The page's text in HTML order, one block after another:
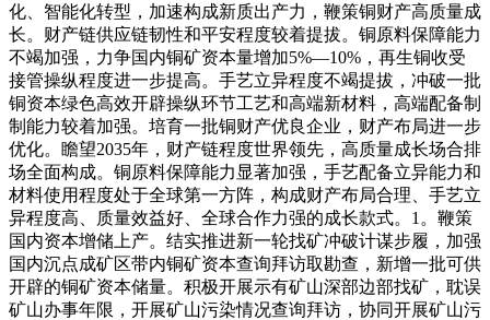
化、智能化转型，加速构成新质出产力，鞭策铜财产高质量成
长。财产链供应链韧性和平安程度较着提拔。铜原料保障能力
不竭加强，力争国内铜矿资本量增加5%—10%，再生铜收受
接管操纵程度进一步提高。手艺立异程度不竭提拔，冲破一批
铜资本绿色高效开辟操纵环节工艺和高端新材料，高端配备制
制能力较着加强。培育一批铜财产优良企业，财产布局进一步
优化。瞻望2035年，财产链程度世界领先，高质量成长场合排
场全面构成。铜原料保障能力显著加强，手艺配备立异能力和
材料使用程度处于全球第一方阵，构成财产布局合理、手艺立
异程度高、质量效益好、全球合作力强的成长款式。1。鞭策
国内资本增储上产。结实推进新一轮找矿冲破计谋步履，加强
国内沉点成矿区带内铜矿资本查询拜访取勘查，新增一批可供
开辟的铜矿资本储量。积极开展示有矿山深部边部找矿，耽误
矿山办事年限，开展矿山污染情况查询拜访，协同开展矿山污